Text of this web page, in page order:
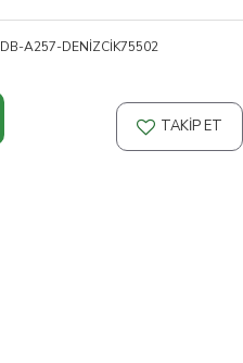
DB-A257-DENİZCİK75502
TAKIP ET